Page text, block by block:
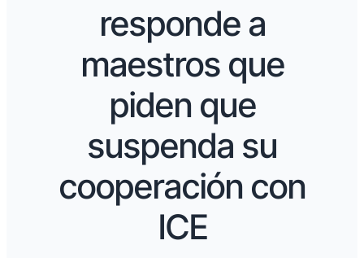
responde a
maestros que
piden que
suspenda su
cooperación con
ICE